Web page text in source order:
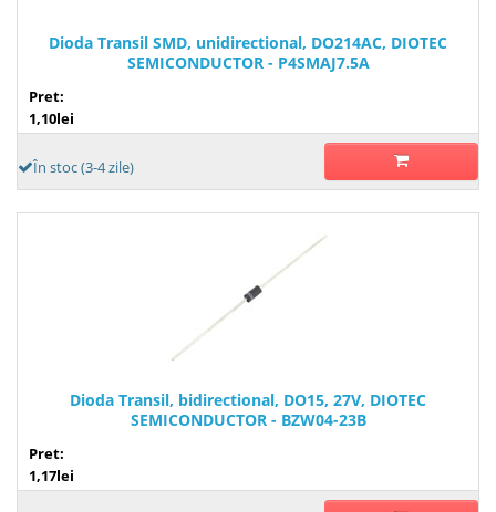
Dioda Transil SMD, unidirectional, DO214AC, DIOTEC
SEMICONDUCTOR - P4SMAJ7.5A
Pret:
1,10lei
În stoc (3-4 zile)
Dioda Transil, bidirectional, DO15, 27V, DIOTEC
SEMICONDUCTOR - BZW04-23B
Pret:
1,17lei